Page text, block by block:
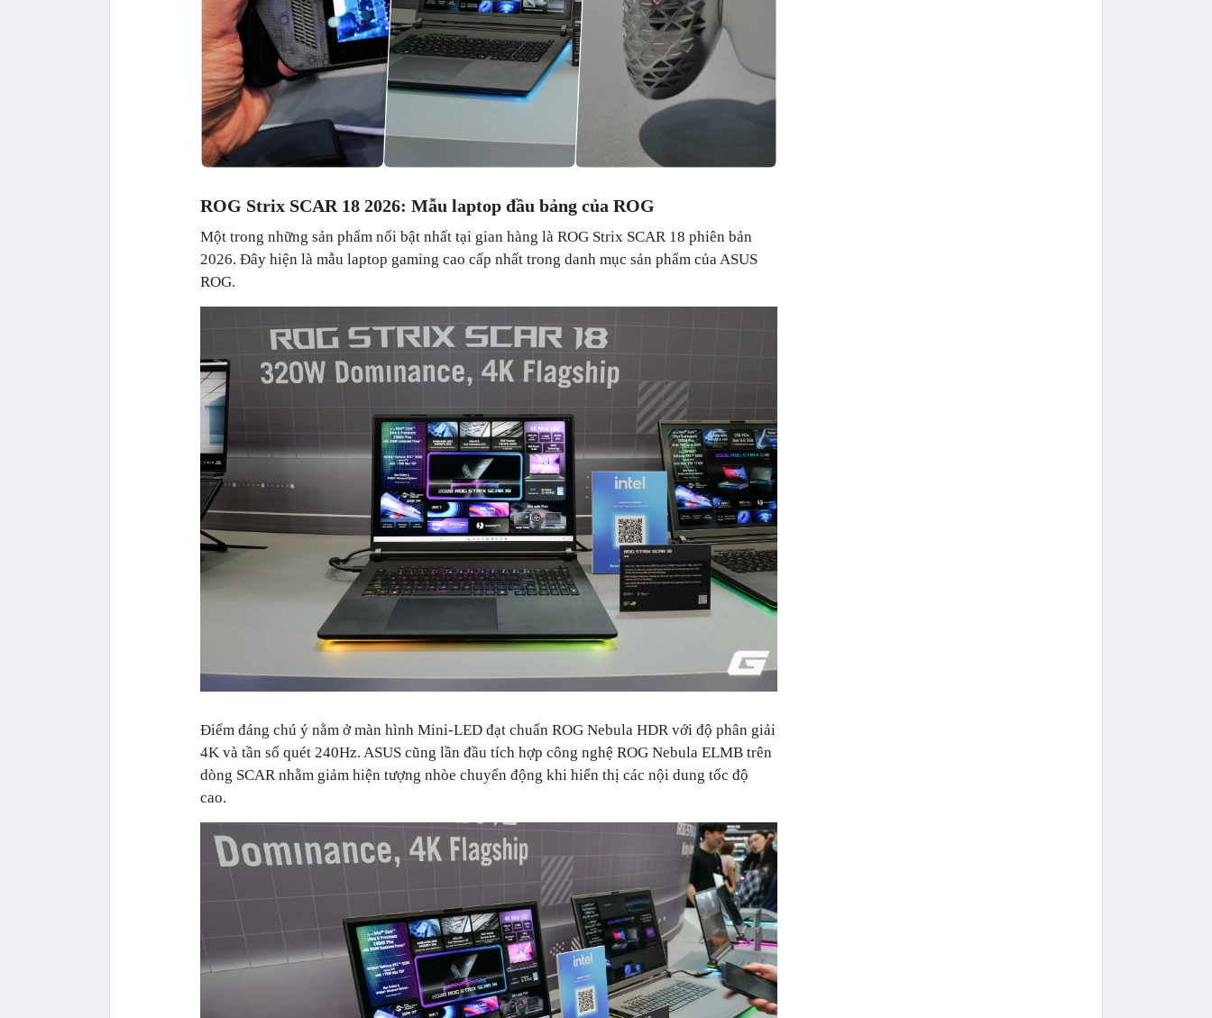
ROG Strix SCAR 18 2026: Mẫu laptop đầu bảng của ROG
Một trong những sản phẩm nổi bật nhất tại gian hàng là ROG Strix SCAR 18 phiên bản
2026. Đây hiện là mẫu laptop gaming cao cấp nhất trong danh mục sản phẩm của ASUS
ROG.
Điểm đáng chú ý nằm ở màn hình Mini-LED đạt chuẩn ROG Nebula HDR với độ phân giải
4K và tần số quét 240Hz. ASUS cũng lần đầu tích hợp công nghệ ROG Nebula ELMB trên
dòng SCAR nhằm giảm hiện tượng nhòe chuyển động khi hiển thị các nội dung tốc độ
cao.